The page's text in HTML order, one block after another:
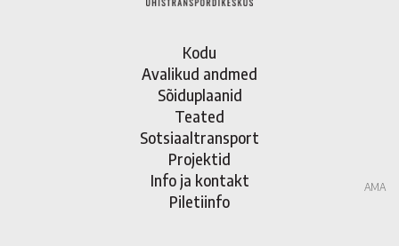
Kodu
Avalikud andmed
Sõiduplaanid
Teated
Sotsiaaltransport
Projektid
Info ja kontakt
Piletiinfo
AMA